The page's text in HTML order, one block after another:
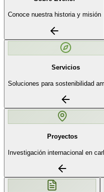
Conoce nuestra historia y misión
Servicios
Soluciones para sostenibilidad
Proyectos
Investigación internacional en